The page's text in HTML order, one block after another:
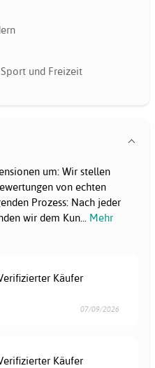
Sport und Freizeit
um: Wir stellen
von echten
Prozess: Nach jeder
wir dem Kun
Mehr
Käufer
07/09/2026
Käufer